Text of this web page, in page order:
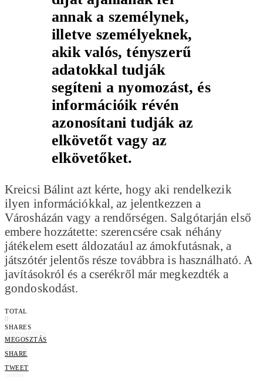
annak a személynek,
illetve személyeknek,
akik valós, tényszerű
adatokkal tudják
segíteni a nyomozást, és
információik révén
azonosítani tudják az
elkövetőt vagy az
elkövetőket.
Kreicsi Bálint azt kérte, hogy aki rendelkezik
ilyen információkkal, az jelentkezzen a
Városházán vagy a rendőrségen. Salgótarján első
embere hozzátette: szerencsére csak néhány
játékelem esett áldozatául az ámokfutásnak, a
játszótér jelentős része továbbra is használható. A
javításokról és a cserékről már megkezdték a
gondoskodást.
TOTAL
0
SHARES
MEGOSZTÁS
SHARE
TWEET